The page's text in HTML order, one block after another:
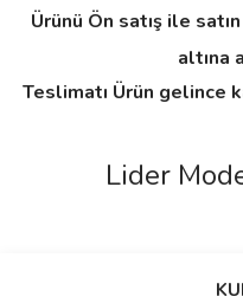
Ürünü Ön satış ile
altına
Teslimatı Ürün gelince
Lider
Bu ürüne